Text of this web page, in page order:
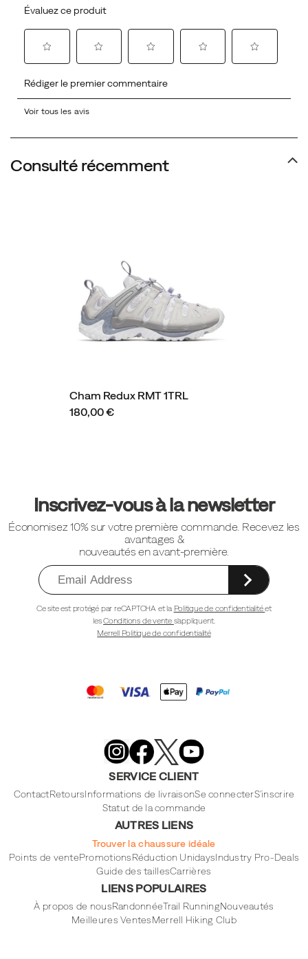
Voir tous les avis
Consulté récemment
Cham Redux RMT 1TRL
180,00 €
pied
Inscrivez-vous à la newsletter
Économisez 10% sur votre première commande. Recevez les
avantages &
nouveautés en avant-première.
Ce site est protégé par reCAPTCHA et la Politique de confidentialitéet
lesConditions de vente s'appliquent.
Merrell Politique de confidentialité
Footwear
on
Merrell
Footwear
on
Merrell
Footwear
on
X
Footwear
SERVICE CLIENT
ContactRetoursInformations de livraisonSe connecterS'inscrire
Statut de la commande
AUTRES LIENS
Trouver la chaussure idéale
Points de ventePromotionsRéduction UnidaysIndustry Pro-Deals
Guide des taillesCarrières
LIENS POPULAIRES
À propos de nousRandonnéeTrail RunningNouveautés
Meilleures VentesMerrell Hiking Club